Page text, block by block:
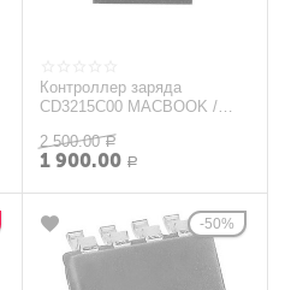
Контроллер заряда
CD3215C00 MACBOOK /
2 500.00 Р
1 900.00 Р
50%